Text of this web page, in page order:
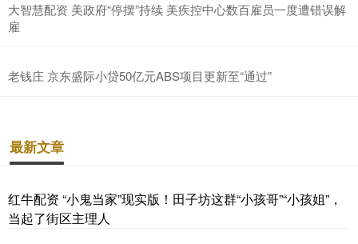
大智慧配资 美政府“停摆”持续 美疾控中心数百雇员一度遭错误解
雇
老钱庄 京东盛际小贷50亿元ABS项目更新至“通过”
最新文章
红牛配资 “小鬼当家”现实版！田子坊这群“小孩哥”“小孩姐”，
当起了街区主理人